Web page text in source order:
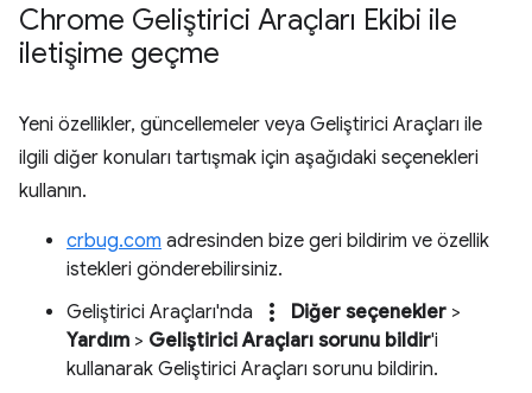
Chrome Geliştirici Araçları Ekibi ile
iletişime geçme
Yeni özellikler, güncellemeler veya Geliştirici Araçları ile
ilgili diğer konuları tartışmak için aşağıdaki seçenekleri
kullanın.
crbug.com adresinden bize geri bildirim ve özellik
istekleri gönderebilirsiniz.
Geliştirici Araçları'nda
more_vert Diğer seçenekler >
Yardım > Geliştirici Araçları sorunu bildir'i
kullanarak Geliştirici Araçları sorunu bildirin.